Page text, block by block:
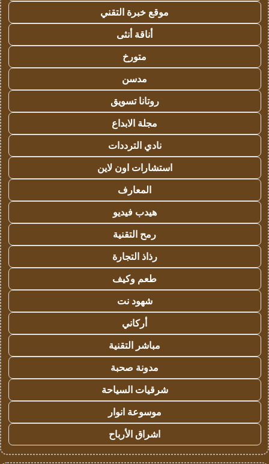
موقع خبرة التقني
أناقة أنثى
متورخ
مدسن
روتانا تسويق
مجلة الابداع
نادي الترددات
استشارات اون لاين
المعارف
هيدب فيديو
رمح التقنية
رذاذ التجارة
طعم وكيف
شهود نت
أركاني
مباشر التقنية
مدونة صحبة
شرقيات السياحة
موسوعة انوار
اشراق الأرباح